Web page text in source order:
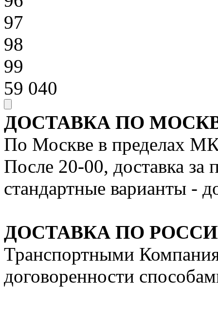
97
98
99
59 040
ДОСТАВКА ПО
По Москве в пределах
После 20-00, доставка
стандартные варианты -
ДОСТАВКА ПО
Транспортными
договоренности